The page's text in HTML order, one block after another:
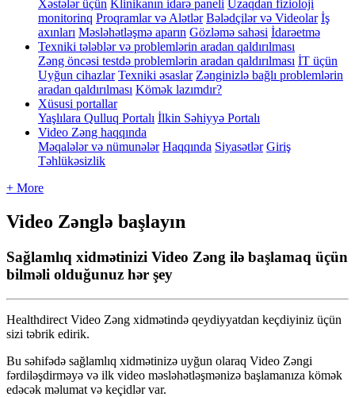
Xəstələr üçün Klinikanın idarə paneli Uzaqdan fizioloji
monitorinq Proqramlar və Alətlər Bələdçilər və Videolar İş
axınları Məsləhətləşmə aparın Gözləmə sahəsi İdarəetmə
Texniki tələblər və problemlərin aradan qaldırılması
Zəng öncəsi testdə problemlərin aradan qaldırılması İT üçün
Uyğun cihazlar Texniki əsaslar Zənginizlə bağlı problemlərin
aradan qaldırılması Kömək lazımdır?
Xüsusi portallar
Yaşlılara Qulluq Portalı İlkin Səhiyyə Portalı
Video Zəng haqqında
Məqalələr və nümunələr Haqqında Siyasətlər Giriş
Təhlükəsizlik
+ More
Video Zənglə başlayın
Sağlamlıq xidmətinizi Video Zəng ilə başlamaq üçün
bilməli olduğunuz hər şey
Healthdirect Video Zəng xidmətində qeydiyyatdan keçdiyiniz üçün
sizi təbrik edirik.
Bu səhifədə sağlamlıq xidmətinizə uyğun olaraq Video Zəngi
fərdiləşdirməyə və ilk video məsləhətləşmənizə başlamanıza kömək
edəcək məlumat və keçidlər var.